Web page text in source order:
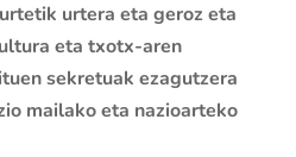
urtera eta geroz eta
eta txotx-aren
sekretuak ezagutzera
mailako eta nazioarteko